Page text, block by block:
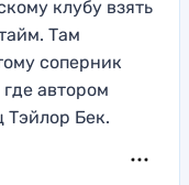
клубу взять
Там
соперник
автором
Бек.